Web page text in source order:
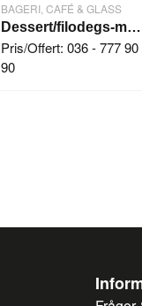
BAGERI, CAFÉ & GLASS
Dessert/filodegs-maskin Baklava
Pris/Offert: 036 - 777 90
90